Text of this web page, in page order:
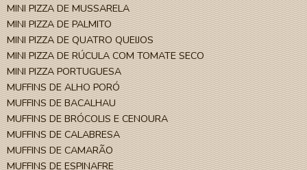
MINI PIZZA DE MUSSARELA
MINI PIZZA DE PALMITO
MINI PIZZA DE QUATRO QUEIJOS
MINI PIZZA DE RÚCULA COM TOMATE SECO
MINI PIZZA PORTUGUESA
MUFFINS DE ALHO PORÓ
MUFFINS DE BACALHAU
MUFFINS DE BRÓCOLIS E CENOURA
MUFFINS DE CALABRESA
MUFFINS DE CAMARÃO
MUFFINS DE ESPINAFRE